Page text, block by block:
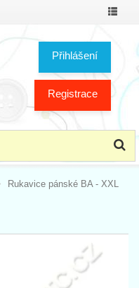
Přihlášení
Registrace
Rukavice pánské BA - XXL